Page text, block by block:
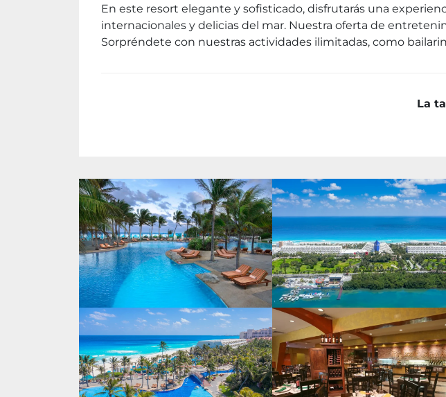
En este resort elegante y sofisticado, disfrutarás una
internacionales y delicias del mar. Nuestra oferta de
Sorpréndete con nuestras actividades ilimitadas, como
La